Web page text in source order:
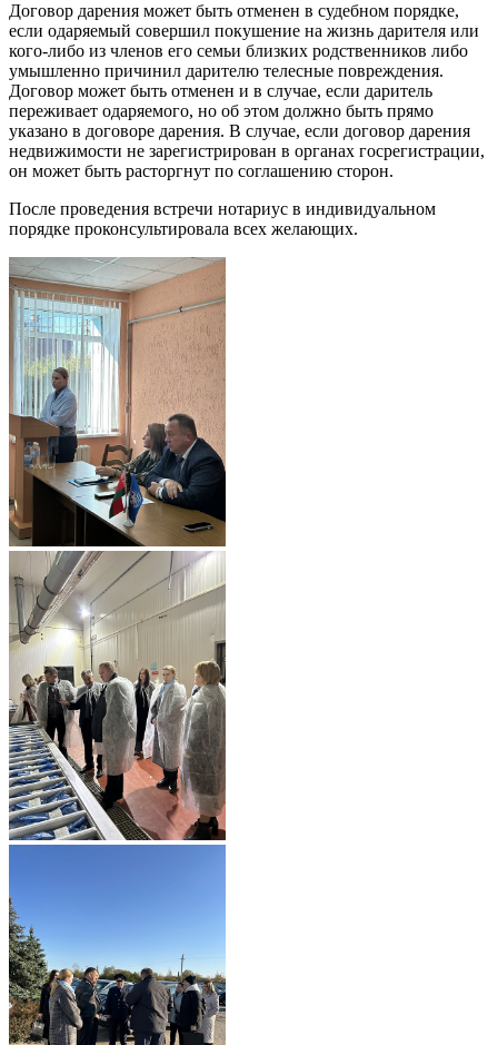
Договор дарения может быть отменен в судебном порядке,
если одаряемый совершил покушение на жизнь дарителя или
кого-либо из членов его семьи близких родственников либо
умышленно причинил дарителю телесные повреждения.
Договор может быть отменен и в случае, если даритель
переживает одаряемого, но об этом должно быть прямо
указано в договоре дарения. В случае, если договор дарения
недвижимости не зарегистрирован в органах госрегистрации,
он может быть расторгнут по соглашению сторон.
После проведения встречи нотариус в индивидуальном
порядке проконсультировала всех желающих.